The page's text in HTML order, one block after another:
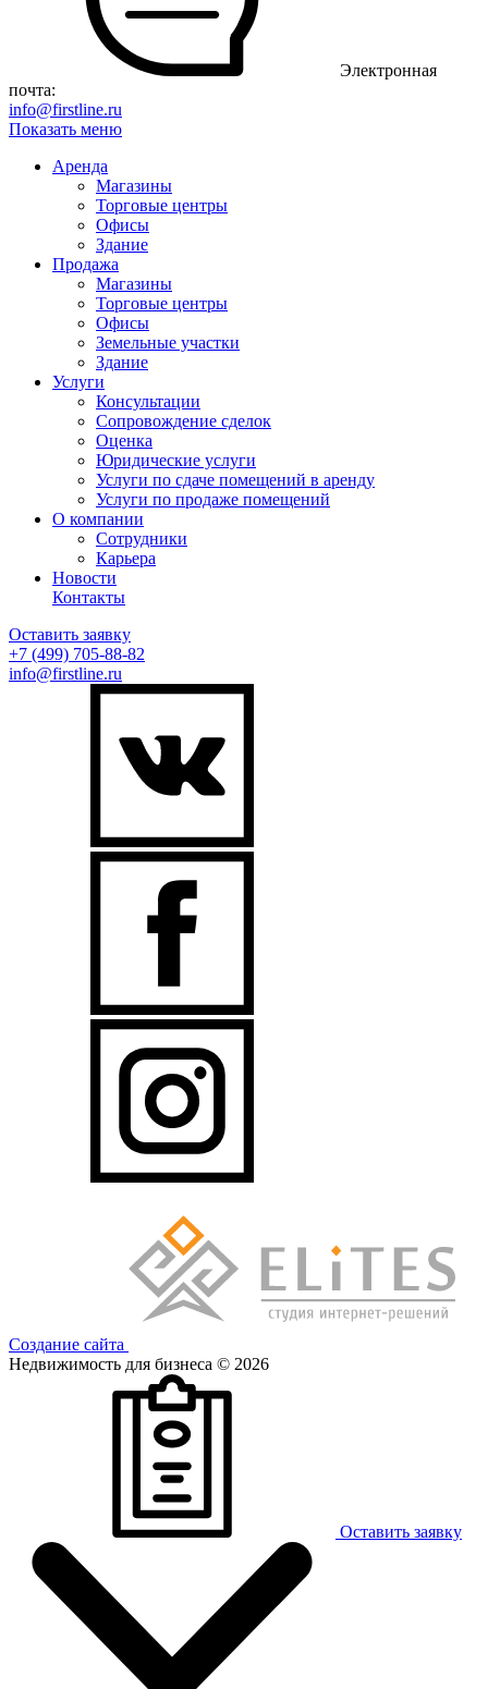
Электронная
почта:
info@firstline.ru
Показать меню
Аренда
Магазины
Торговые центры
Офисы
Здание
Продажа
Магазины
Торговые центры
Офисы
Земельные участки
Здание
Услуги
Консультации
Сопровождение сделок
Оценка
Юридические услуги
Услуги по сдаче помещений в аренду
Услуги по продаже помещений
О компании
Сотрудники
Карьера
Новости
Контакты
Оставить заявку
+7 (499) 705-88-82
info@firstline.ru
Создание сайта
Недвижимость для бизнеса © 2026
Оставить заявку